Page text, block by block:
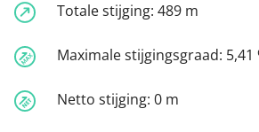
Totale stijging: 489 m
Maximale stijgingsgraad: 5,41
Netto stijging: 0 m